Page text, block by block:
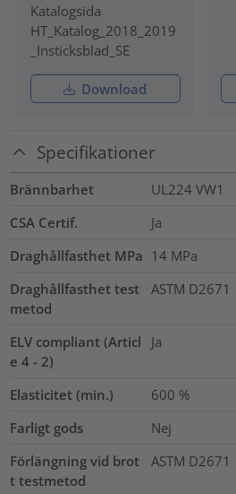
Katalogsida
HT_Katalog_2018_2019
_Insticksblad_SE
Download
Specifikationer
Brännbarhet
UL224 VW1
CSA Certif.
Ja
Draghållfasthet MPa 14 MPa
Draghållfasthet test
metod
ASTM D2671
ELV compliant (Articl
e 4 - 2)
Ja
Elasticitet (min.) 600 %
Farligt gods
Nej
Förlängning vid brot
t testmetod
ASTM D2671